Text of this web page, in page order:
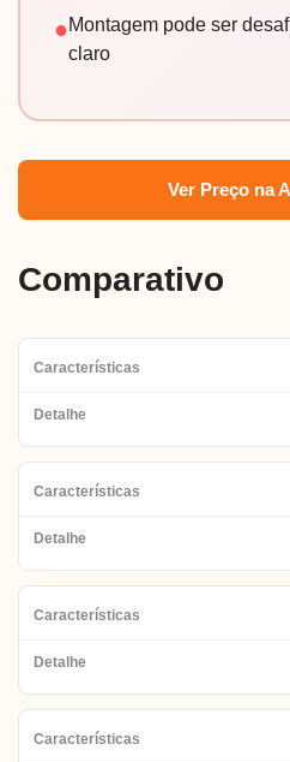
●Montagem pode ser
claro
Ver Preço na
Comparativo